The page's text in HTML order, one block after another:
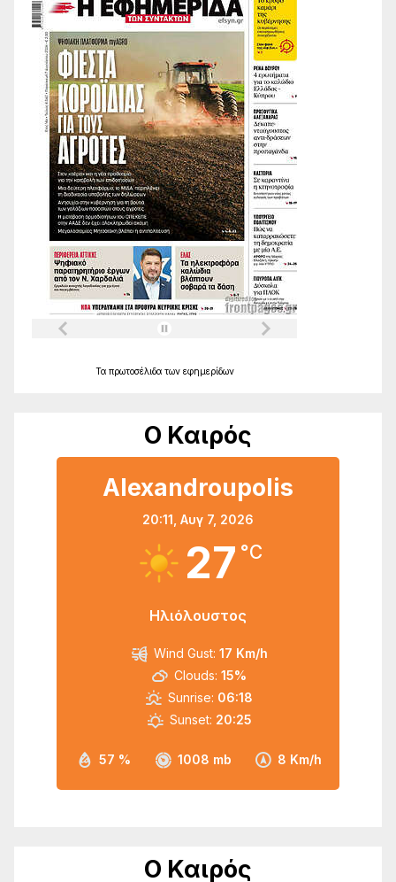
Τα πρωτοσέλιδα των εφημερίδων
Ο Καιρός
Alexandroupolis
20:11, Αυγ 7, 2026
27 °C
Ηλιόλουστος
57 % 1008 mb 8 Km/h
Wind Gust: 17 Km/h
Clouds: 15%
Sunrise: 06:18
Sunset: 20:25
Ο Καιρός